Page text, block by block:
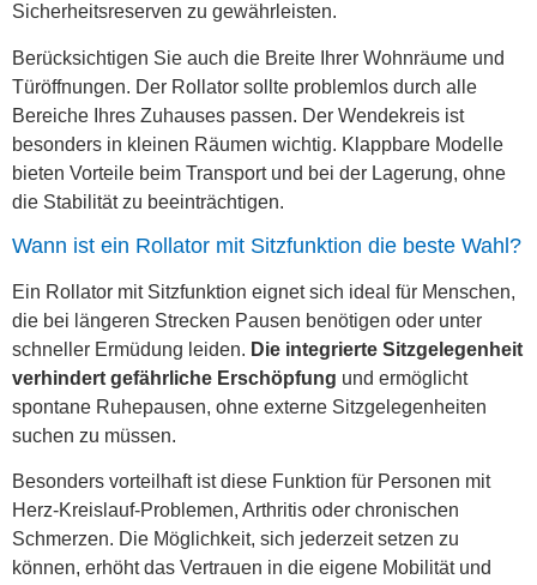
Sicherheitsreserven zu gewährleisten.
Berücksichtigen Sie auch die Breite Ihrer Wohnräume und
Türöffnungen. Der Rollator sollte problemlos durch alle
Bereiche Ihres Zuhauses passen. Der Wendekreis ist
besonders in kleinen Räumen wichtig. Klappbare Modelle
bieten Vorteile beim Transport und bei der Lagerung, ohne
die Stabilität zu beeinträchtigen.
Wann ist ein Rollator mit Sitzfunktion die beste Wahl?
Ein Rollator mit Sitzfunktion eignet sich ideal für Menschen,
die bei längeren Strecken Pausen benötigen oder unter
schneller Ermüdung leiden. Die integrierte Sitzgelegenheit
verhindert gefährliche Erschöpfung und ermöglicht
spontane Ruhepausen, ohne externe Sitzgelegenheiten
suchen zu müssen.
Besonders vorteilhaft ist diese Funktion für Personen mit
Herz-Kreislauf-Problemen, Arthritis oder chronischen
Schmerzen. Die Möglichkeit, sich jederzeit setzen zu
können, erhöht das Vertrauen in die eigene Mobilität und